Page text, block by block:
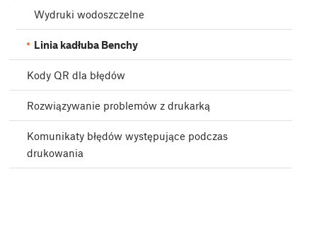
Wydruki wodoszczelne
Linia kadłuba Benchy
Kody QR dla błędów
Rozwiązywanie problemów z drukarką
Komunikaty błędów występujące podczas
drukowania